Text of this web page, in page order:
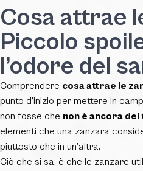
Cosa attrae
Piccolo
l’odore del
Comprendere cosa attrae le
punto d’inizio per mettere in
non fosse che non è ancora del
elementi che una zanzara
piuttosto che in un’altra.
Ciò che si sa, è che le zanzare